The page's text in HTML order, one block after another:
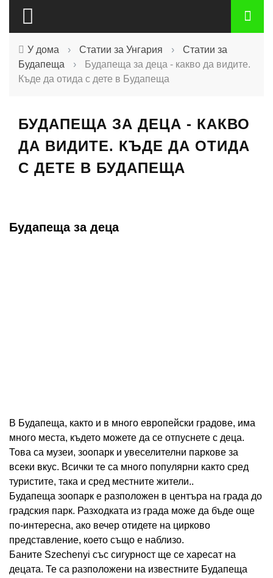
У дома › Статии за Унгария ›
Статии за
Будапеща
›
Будапеща за деца - какво да видите.
Къде да отида с дете в Будапеща
БУДАПЕЩА ЗА ДЕЦА - КАКВО
ДА ВИДИТЕ. КЪДЕ ДА ОТИДА
С ДЕТЕ В БУДАПЕЩА
Будапеща за деца
В Будапеща, както и в много европейски градове, има
много места, където можете да се отпуснете с деца.
Това са музеи, зоопарк и увеселителни паркове за
всеки вкус. Всички те са много популярни както сред
туристите, така и сред местните жители..
Будапеща зоопарк е разположен в центъра на града до
градския парк. Разходката из града може да бъде още
по-интересна, ако вечер отидете на цирково
представление, което също е наблизо.
Баните Szechenyi със сигурност ще се харесат на
децата. Те са разположени на известните Будапеща